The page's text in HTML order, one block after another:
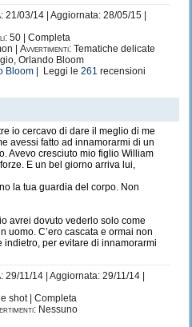
21/03/14 | Aggiornata: 28/05/15 |
50 | Completa
| Avvertimenti: Tematiche delicate
Orlando Bloom
Bloom | Leggi le 261 recensioni
io cercavo di dare il meglio di me
avessi fatto ad innamorarmi di un
Avevo cresciuto mio figlio William
E un bel giorno arriva lui,
la tua guardia del corpo. Non
avrei dovuto vederlo solo come
uomo. C’ero cascata e ormai non
per evitare di innamorarmi
29/11/14 | Aggiornata: 29/11/14 |
shot | Completa
Nessuno